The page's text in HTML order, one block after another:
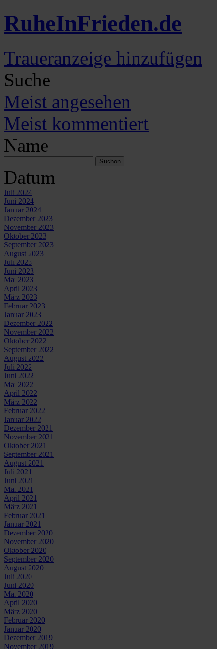
RuheInFrieden.de
Traueranzeige hinzufügen
Suche
Meist angesehen
Meist kommentiert
Name
Datum
Juli 2024
Juni 2024
Januar 2024
Dezember 2023
November 2023
Oktober 2023
September 2023
August 2023
Juli 2023
Juni 2023
Mai 2023
April 2023
März 2023
Februar 2023
Januar 2023
Dezember 2022
November 2022
Oktober 2022
September 2022
August 2022
Juli 2022
Juni 2022
Mai 2022
April 2022
März 2022
Februar 2022
Januar 2022
Dezember 2021
November 2021
Oktober 2021
September 2021
August 2021
Juli 2021
Juni 2021
Mai 2021
April 2021
März 2021
Februar 2021
Januar 2021
Dezember 2020
November 2020
Oktober 2020
September 2020
August 2020
Juli 2020
Juni 2020
Mai 2020
April 2020
März 2020
Februar 2020
Januar 2020
Dezember 2019
November 2019